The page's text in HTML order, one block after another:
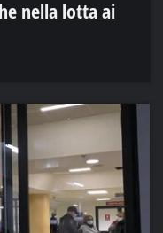
nella lotta ai